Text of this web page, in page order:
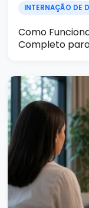
INTERNAÇÃO DE
Como
Completo